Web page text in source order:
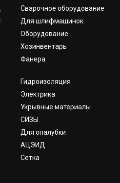
Сварочное оборудование
Для шлифмашинок
Оборудование
Хозинвентарь
Фанера
Гидроизоляция
Электрика
Укрывные материалы
СИЗЫ
Для опалубки
АЦЭИД
Сетка